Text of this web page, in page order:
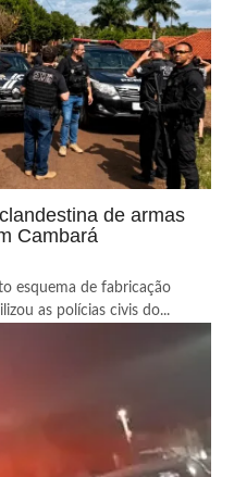
de armas
Cambará
esquema de fabricação
as polícias civis do...